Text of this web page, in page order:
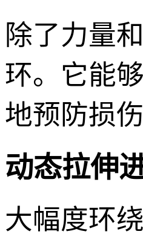
除了力量
环。它能
地预防损伤
动态拉伸
大幅度环